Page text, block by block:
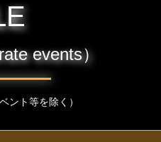
events）
ント等を除く）